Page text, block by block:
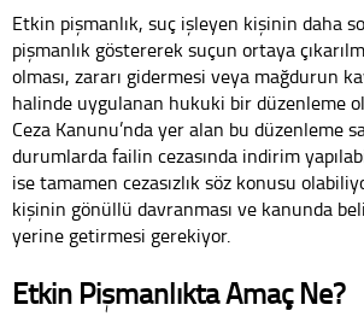
Etkin pişmanlık, suç işleyen kişinin daha
pişmanlık göstererek suçun ortaya
olması, zararı gidermesi veya mağdurun
halinde uygulanan hukuki bir düzenleme
Ceza Kanunu’nda yer alan bu düzenleme
durumlarda failin cezasında indirim
ise tamamen cezasızlık söz konusu
kişinin gönüllü davranması ve kanunda
yerine getirmesi gerekiyor.
Etkin Pişmanlıkta Amaç Ne?